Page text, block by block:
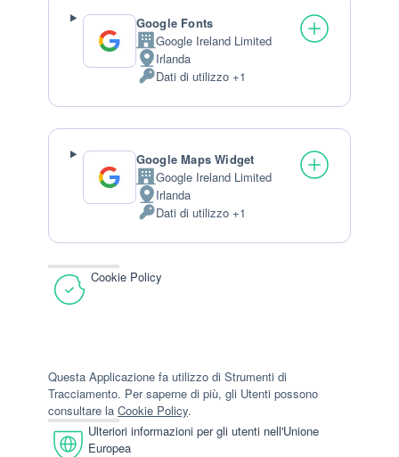
Google Fonts
Azienda:
Google Ireland Limited
Luogo
del
Irlanda
DatiDati di utilizzo +1
Google Maps Widget
Azienda:
Google Ireland Limited
Luogo
del
Irlanda
DatiDati di utilizzo +1
Cookie Policy
Questa Applicazione fa utilizzo di Strumenti di
Tracciamento. Per saperne di più, gli Utenti possono
consultare la Cookie Policy.
Ulteriori informazioni per gli utenti nell'Unione
Europea